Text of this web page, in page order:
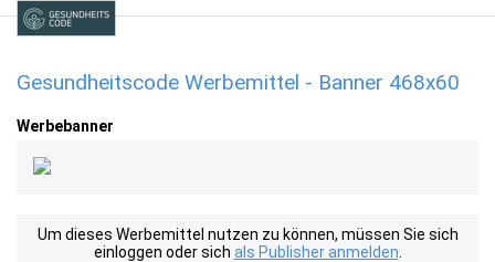
Gesundheitscode Werbemittel - Banner 468x60
Werbebanner
Um dieses Werbemittel nutzen zu können, müssen Sie sich
einloggen oder sich als Publisher anmelden